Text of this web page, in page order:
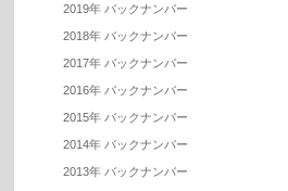
2019年 バックナンバー
2018年 バックナンバー
2017年 バックナンバー
2016年 バックナンバー
2015年 バックナンバー
2014年 バックナンバー
2013年 バックナンバー